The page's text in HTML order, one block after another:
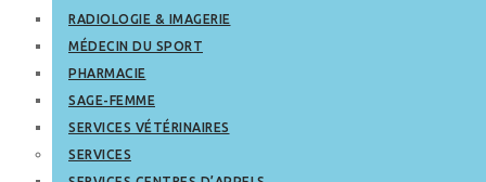
RADIOLOGIE & IMAGERIE
MÉDECIN DU SPORT
PHARMACIE
SAGE-FEMME
SERVICES VÉTÉRINAIRES
SERVICES